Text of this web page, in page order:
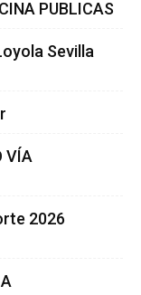
PUBLICAS
Sevilla
VÍA
2026